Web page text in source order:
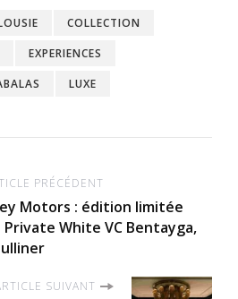
COLLECTION
EXPERIENCES
LUXE
PRÉCÉDENT
Motors : édition limitée
Private White VC Bentayga,
SUIVANT